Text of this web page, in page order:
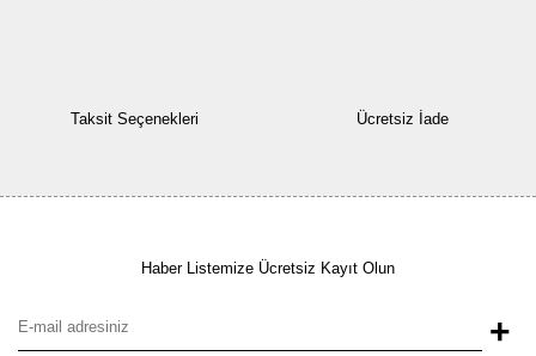
Taksit Seçenekleri Ücretsiz İade
Haber Listemize Ücretsiz Kayıt Olun
+